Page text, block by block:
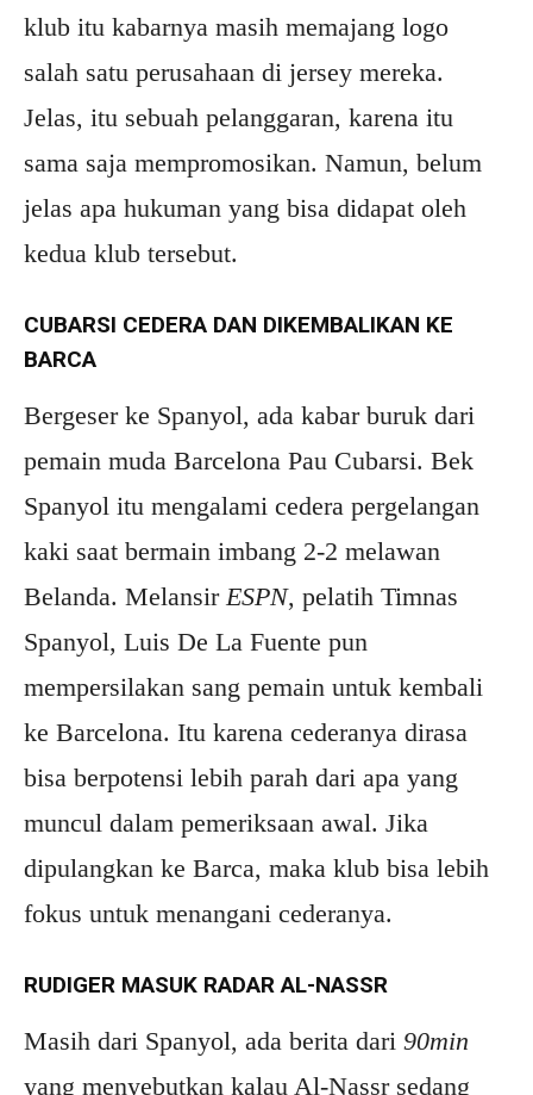
klub itu kabarnya masih memajang logo
salah satu perusahaan di jersey mereka.
Jelas, itu sebuah pelanggaran, karena itu
sama saja mempromosikan. Namun, belum
jelas apa hukuman yang bisa didapat oleh
kedua klub tersebut.
CUBARSI CEDERA DAN DIKEMBALIKAN KE
BARCA
Bergeser ke Spanyol, ada kabar buruk dari
pemain muda Barcelona Pau Cubarsi. Bek
Spanyol itu mengalami cedera pergelangan
kaki saat bermain imbang 2-2 melawan
Belanda. MelansirESPN, pelatih Timnas
Spanyol, Luis De La Fuente pun
mempersilakan sang pemain untuk kembali
ke Barcelona. Itu karena cederanya dirasa
bisa berpotensi lebih parah dari apa yang
muncul dalam pemeriksaan awal. Jika
dipulangkan ke Barca, maka klub bisa lebih
fokus untuk menangani cederanya.
RUDIGER MASUK RADAR AL-NASSR
Masih dari Spanyol, ada berita dari 90min
yang menyebutkan kalau Al-Nassr sedang